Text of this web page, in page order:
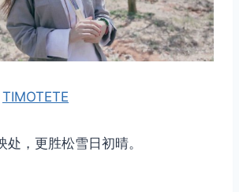
TIMOTETE
处，更胜松雪日初晴。